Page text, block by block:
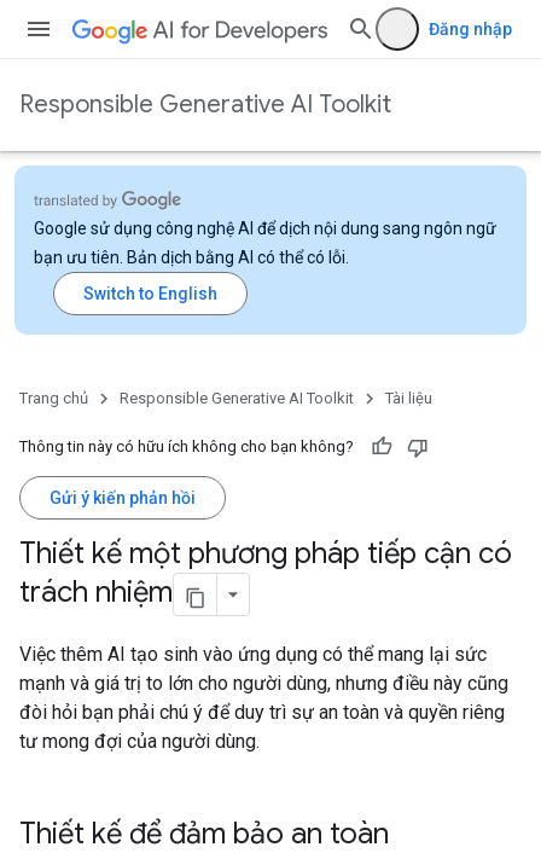
Đăng nhập
Responsible Generative AI Toolkit
Google sử dụng công nghệ AI để dịch nội dung sang ngôn ngữ
bạn ưu tiên. Bản dịch bằng AI có thể có lỗi.
Trang chủ Responsible Generative AI Toolkit Tài liệu
Thông tin này có hữu ích không cho bạn không?
Gửi ý kiến phản hồi
Thiết kế một phương pháp tiếp cận có
trách nhiệm
Việc thêm AI tạo sinh vào ứng dụng có thể mang lại sức
mạnh và giá trị to lớn cho người dùng, nhưng điều này cũng
đòi hỏi bạn phải chú ý để duy trì sự an toàn và quyền riêng
tư mong đợi của người dùng.
Thiết kế để đảm bảo an toàn